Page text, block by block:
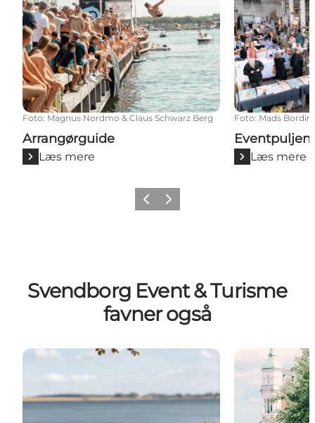
Foto: Magnus Nordmo & Claus Schwarz Berg
Arrangørguide
Læs mere
Foto: Mads
Eventpuljen
Læs mere
Forrige billede
Næste billede
Svendborg Event & Turisme
favner også
VisitSvendborg Shopping